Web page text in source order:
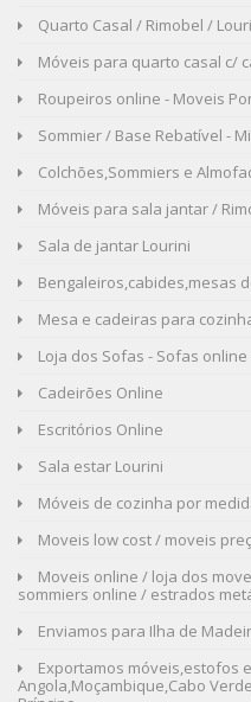
Quarto Casal / Rimobel /
Móveis para quarto casal c/
Roupeiros online - Moveis
Sommier / Base Rebatível -
Colchões,Sommiers e
Móveis para sala jantar /
Sala de jantar Lourini
Bengaleiros,cabides,mesas
Mesa e cadeiras para
Loja dos Sofas - Sofas
Cadeirões Online
Escritórios Online
Sala estar Lourini
Móveis de cozinha por
Moveis low cost / moveis
Moveis online / loja dos
sommiers online / estrados
Enviamos para Ilha de
Exportamos móveis,estofos
Angola,Moçambique,Cabo